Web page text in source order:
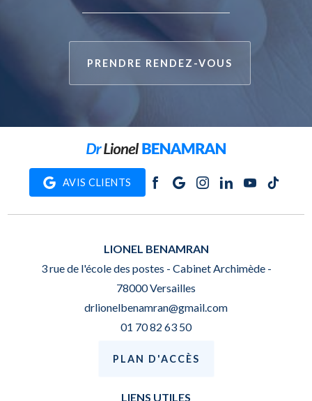
PRENDRE RENDEZ-VOUS
AVIS CLIENTS
LIONEL BENAMRAN
3 rue de l'école des postes - Cabinet Archimède -
78000 Versailles
drlionelbenamran@gmail.com
01 70 82 63 50
PLAN D'ACCÈS
LIENS UTILES